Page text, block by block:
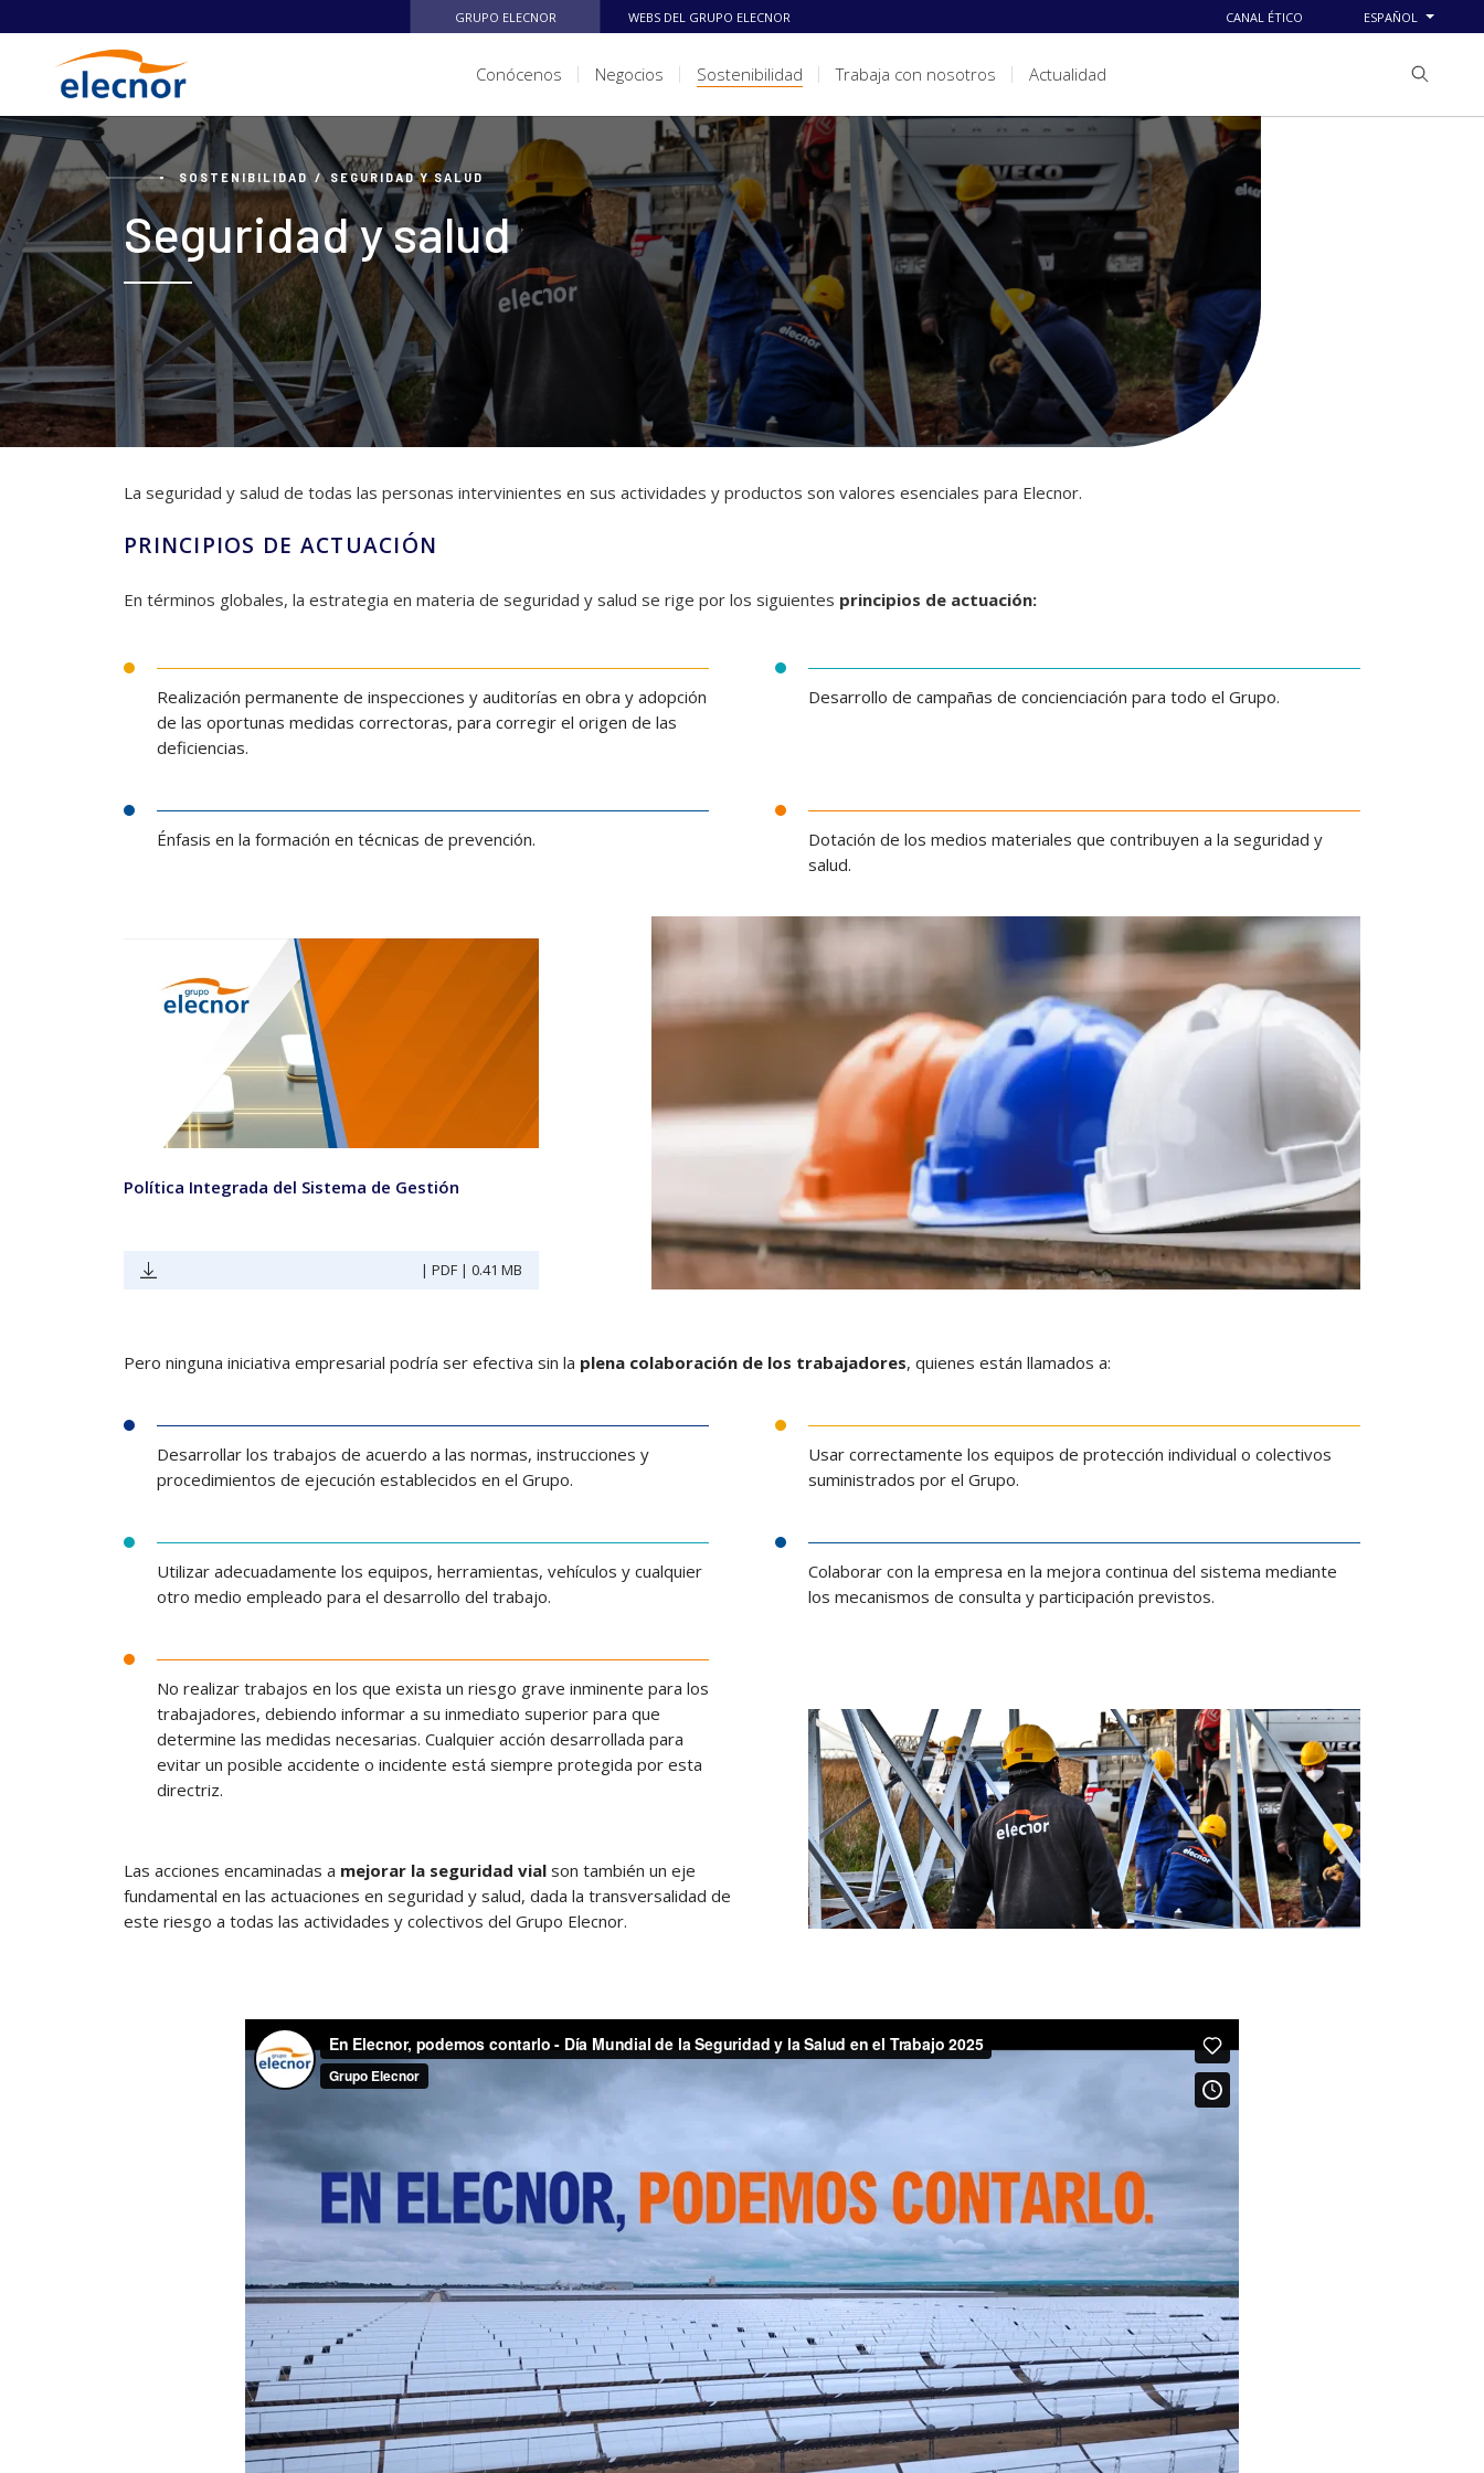
GRUPO ELECNOR WEBS DEL GRUPO ELECNOR CANAL ÉTICO ESPAÑOL
Conócenos Negocios Sostenibilidad Trabaja con nosotros Actualidad
SOSTENIBILIDAD SEGURIDAD Y SALUD
Seguridad y salud
La seguridad y salud de todas las personas intervinientes en sus actividades y productos son valores esenciales para Elecnor.
PRINCIPIOS DE ACTUACIÓN
En términos globales, la estrategia en materia de seguridad y salud se rige por los siguientes principios de actuación:
Realización permanente de inspecciones y auditorías en obra y adopción
de las oportunas medidas correctoras, para corregir el origen de las
deficiencias.
Desarrollo de campañas de concienciación para todo el Grupo.
Énfasis en la formación en técnicas de prevención.
Dotación de los medios materiales que contribuyen a la seguridad y
salud.
Política Integrada del Sistema de Gestión
| PDF | 0.41 MB
Pero ninguna iniciativa empresarial podría ser efectiva sin la plena colaboración de los trabajadores, quienes están llamados a:
Desarrollar los trabajos de acuerdo a las normas, instrucciones y
procedimientos de ejecución establecidos en el Grupo.
Usar correctamente los equipos de protección individual o colectivos
suministrados por el Grupo.
Utilizar adecuadamente los equipos, herramientas, vehículos y cualquier
otro medio empleado para el desarrollo del trabajo.
Colaborar con la empresa en la mejora continua del sistema mediante
los mecanismos de consulta y participación previstos.
No realizar trabajos en los que exista un riesgo grave inminente para los
trabajadores, debiendo informar a su inmediato superior para que
determine las medidas necesarias. Cualquier acción desarrollada para
evitar un posible accidente o incidente está siempre protegida por esta
directriz.
Las acciones encaminadas a mejorar la seguridad vial son también un eje
fundamental en las actuaciones en seguridad y salud, dada la transversalidad de
este riesgo a todas las actividades y colectivos del Grupo Elecnor.